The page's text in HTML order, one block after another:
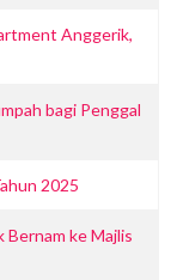
Anggerik,
bagi Penggal
2025
Bernam ke Majlis